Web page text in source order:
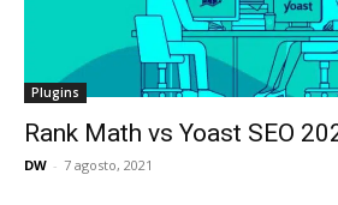
Plugins
Rank Math vs Yoast SEO
DW - 7 agosto, 2021